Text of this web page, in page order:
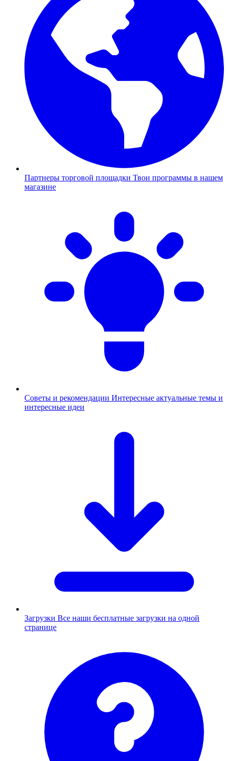
Партнеры торговой площадки Твои программы в нашем
магазине
Советы и рекомендации Интересные актуальные темы и
интересные идеи
Загрузки Все наши бесплатные загрузки на одной
странице